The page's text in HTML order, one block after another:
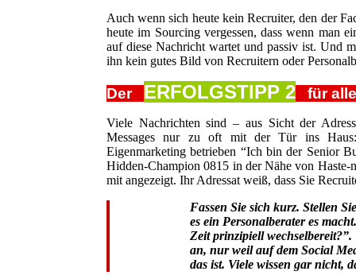
Auch wenn sich heute kein Recruiter, den der
heute im Sourcing vergessen, dass wenn man
auf diese Nachricht wartet und passiv ist. Und
ihn kein gutes Bild von Recruitern oder
Der ERFOLGSTIPP 2 für
Viele Nachrichten sind – aus Sicht der
Messages nur zu oft mit der Tür ins
Eigenmarketing betrieben “Ich bin der Senior
Hidden-Champion 0815 in der Nähe von
mit angezeigt. Ihr Adressat weiß, dass Sie
Fassen Sie sich kurz. Stellen
es ein Personalberater es
Zeit prinzipiell
an, nur weil auf dem Social
das ist. Viele wissen gar nicht,